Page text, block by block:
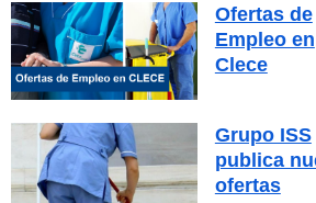
Ofertas de
Empleo en
Clece
Grupo ISS
publica
ofertas